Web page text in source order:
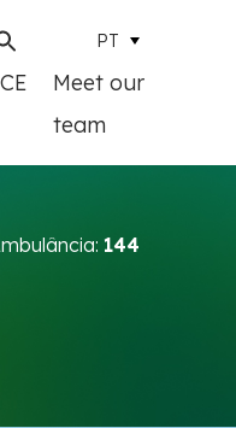
PT
Meet our
team
144